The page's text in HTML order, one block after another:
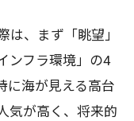
は、まず「眺望」
ンフラ環境」の4
に海が見える高台
気が高く、将来的